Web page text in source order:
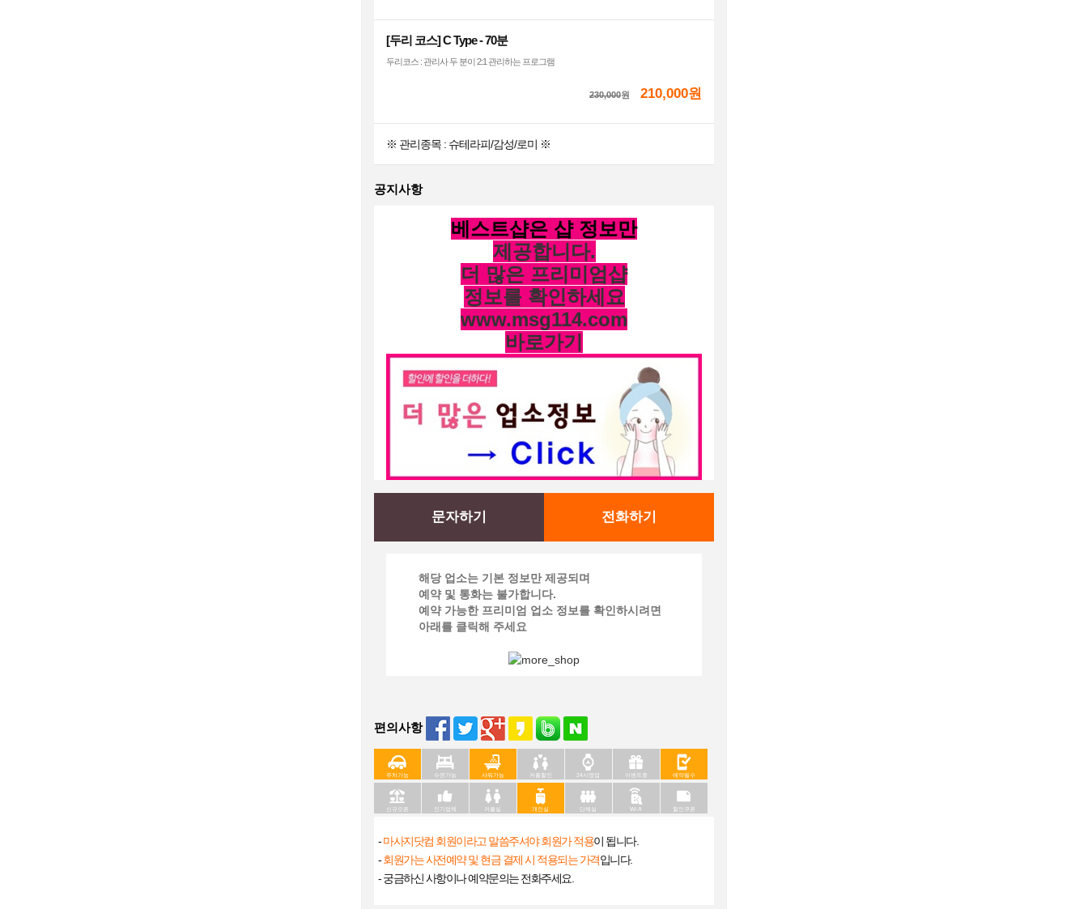
[두리 코스] C Type - 70분
두리코스 : 관리사 두 분이 2:1 관리하는 프로그램
230,000원 210,000원
※ 관리종목 : 슈테라피/감성/로미 ※
공지사항
베스트샵은 샵 정보만
제공합니다.
더 많은 프리미엄샵
정보를 확인하세요
www.msg114.com
바로가기
문자하기 전화하기
해당 업소는 기본 정보만 제공되며
예약 및 통화는 불가합니다.
예약 가능한 프리미엄 업소 정보를 확인하시려면
아래를 클릭해 주세요
편의사항
주차가능 수면가능 샤워가능 커플할인 24시영업 이벤트중 예약필수
신규오픈 인기업체 커플실 개인실 단체실 Wi-fi 할인쿠폰
-마사지닷컴 회원이라고 말씀주셔야 회원가 적용이 됩니다.
-회원가는 사전예약 및 현금 결제 시 적용되는 가격입니다.
- 궁금하신 사항이나 예약문의는 전화주세요.